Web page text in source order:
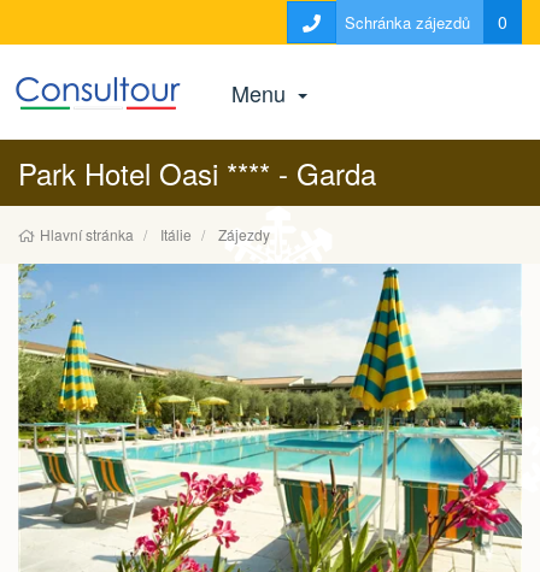
Schránka zájezdů 0
Menu
Park Hotel Oasi **** - Garda
Hlavní stránka Itálie Zájezdy